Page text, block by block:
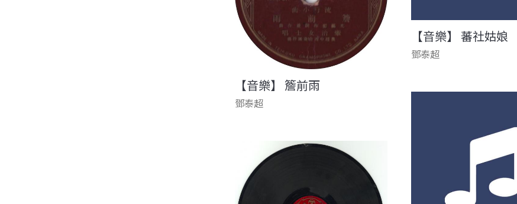
【音樂】 蕃社姑娘
鄧泰超
【音樂】 簷前雨
鄧泰超